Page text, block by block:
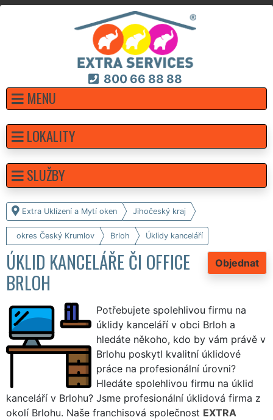
800 66 88 88
MENU
Extra Uklízení a Mytí oken Jihočeský kraj
okres Český Krumlov Brloh Úklidy kanceláří
Objednat
ÚKLID KANCELÁŘE ČI OFFICE
BRLOH
Potřebujete spolehlivou firmu na
úklidy kanceláří v obci Brloh a
hledáte někoho, kdo by vám právě v
Brlohu poskytl kvalitní úklidové
práce na profesionální úrovni?
Hledáte spolehlivou firmu na úklid
kanceláří v Brlohu? Jsme profesionální úklidová firma z
okolí Brlohu. Naše franchisová společnost EXTRA
LOKALITY
SLUŽBY